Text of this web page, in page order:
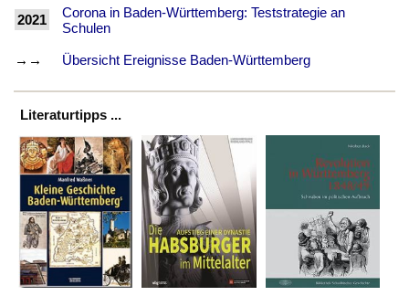
2021
Corona in Baden-Württemberg: Teststrategie an
Schulen
→→ Übersicht Ereignisse Baden-Württemberg
Literaturtipps ...